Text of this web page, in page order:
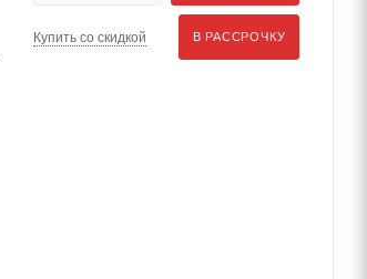
Купить со скидкой В РАССРОЧКУ